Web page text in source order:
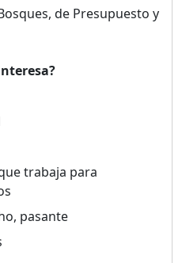
de Presupuesto y
trabaja para
pasante